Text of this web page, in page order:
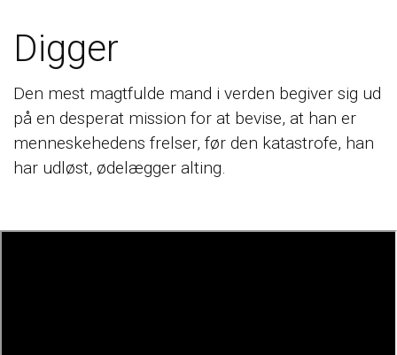
Digger
Den mest magtfulde mand i verden begiver sig ud
på en desperat mission for at bevise, at han er
menneskehedens frelser, før den katastrofe, han
har udløst, ødelægger alting.